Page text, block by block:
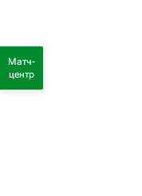
Матч-
центр